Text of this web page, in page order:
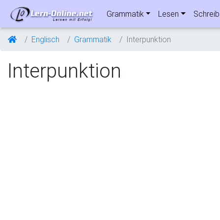
Grammatik Lesen
Englisch Grammatik Interpunktion
Interpunktion